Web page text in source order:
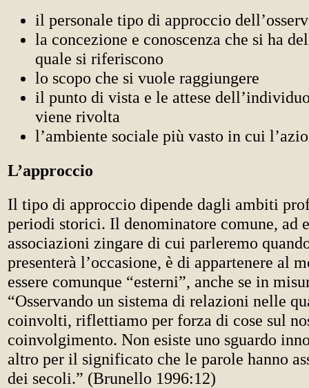
il personale tipo di approccio
la concezione e conoscenza che si ha
quale si riferiscono
lo scopo che si vuole raggiungere
il punto di vista e le attese
viene rivolta
l’ambiente sociale più vasto in cui
L’approccio
Il tipo di approccio dipende dagli ambiti
periodi storici. Il denominatore comune, ad
associazioni zingare di cui parleremo
presenterà l’occasione, è di appartenere al
essere comunque “esterni”, anche se in
“Osservando un sistema di relazioni nelle
coinvolti, riflettiamo per forza di cose sul
coinvolgimento. Non esiste uno sguardo
altro per il significato che le parole hanno
dei secoli.” (Brunello 1996:12)